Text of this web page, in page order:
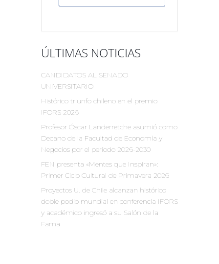
ÚLTIMAS NOTICIAS
CANDIDATOS AL SENADO
UNIVERSITARIO
Histórico triunfo chileno en el premio
IFORS 2026
Profesor Óscar Landerretche asumió como
Decano de la Facultad de Economía y
Negocios por el período 2026-2030
FEN presenta «Mentes que Inspiran»:
Primer Ciclo Cultural de Primavera 2026
Proyectos U. de Chile alcanzan histórico
doble podio mundial en conferencia IFORS
y académico ingresó a su Salón de la
Fama